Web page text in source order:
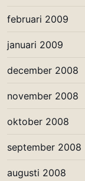
februari 2009
januari 2009
december 2008
november 2008
oktober 2008
september 2008
augusti 2008